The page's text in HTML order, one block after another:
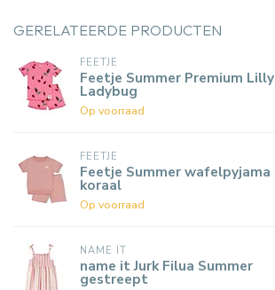
GERELATEERDE PRODUCTEN
FEETJE
Feetje Summer Premium Lilly
Ladybug
Op voorraad
FEETJE
Feetje Summer wafelpyjama
koraal
Op voorraad
NAME IT
name it Jurk Filua Summer
gestreept